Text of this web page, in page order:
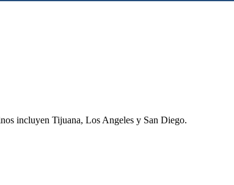
incluyen Tijuana, Los Angeles y San Diego.